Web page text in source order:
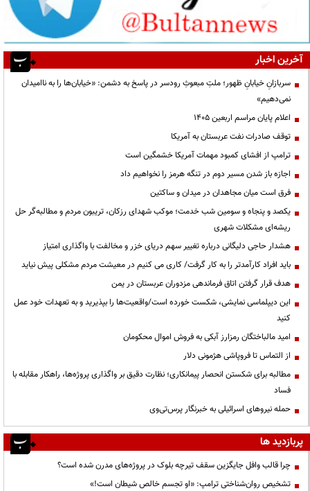
آخرین اخبار
سربازانِ خیابانِ ظهور؛ ملتِ مبعوثِ رودسر در پاسخ به دشمن: «خیابان‌ها را به ناامیدان
نمی‌دهیم»
اعلام پایان مراسم اربعین ۱۴۰۵
توقف صادرات نفت عربستان به آمریکا
ترامپ از افشای کمبود مهمات آمریکا خشمگین است
اجازه باز شدن مسیر دوم در تنگه هرمز را نخواهیم داد
فرق است میان مجاهدان در میدان و ساکتین
یکصد و پنجاه و سومین شب خدمت؛ موکب شهدای رزکان، تریبون مردم و مطالبه‌گر حل
ریشه‌ای مشکلات شهری
هشدار حاجی دلیگانی درباره تغییر سهم دریای خزر و مخالفت با واگذاری امتیاز
باید افراد کارآمدتر را به کار گرفت/ کاری می کنیم در معیشت مردم مشکلی پیش نیاید
هدف قرار گرفتن اتاق‌ فرماندهی مزدوران عربستان در یمن
این دیپلماسی نمایشی، شکست خورده است/واقعیت‌ها را بپذیرید و به تعهدات خود عمل
کنید
امید مالباختگان رمزارز آبکی به فروش اموال محکومان
از التماس تا فروپاشی هژمونی دلار
مطالبه برای شکستن انحصار پیمانکاری؛ نظارت دقیق بر واگذاری پروژه‌ها، راهکار مقابله با
فساد
حمله نیروهای اسرائیلی به خبرنگار پرس‌تی‌وی
پربازدید ها
چرا قالب وافل جایگزین سقف تیرچه بلوک در پروژه‌های مدرن شده است؟
تشخیص روان‌شناختی ترامپ: «او تجسم خالص شیطان است!»